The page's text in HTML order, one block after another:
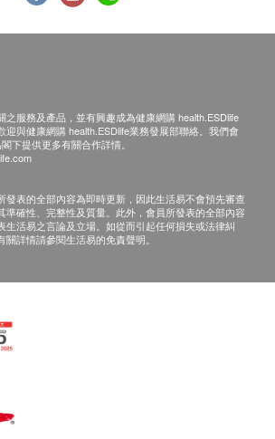
修服務。如在保修上有任何爭議，健
聯絡方式：
至五)上午9:00 - 下午7:00, (星期日)
公眾假期休息。
供參考，一切以實物為準。
康網購 <health.ESDdlife> 及 Power
之服務及產品，並有興趣成為健康網購 health.ESDlife
迎與健康網購 health.ESDlife業務發展部聯絡。我們會
下提供更多有關合作詳情。
發表的全部內容為即時更新，因此生活易不會預先審查
準確性、完整性及質量。此外，會員所發表的全部內容
生活易之言論及立場。如從而引起任何損失或法律糾
詳情請參閱生活易的免責聲明。